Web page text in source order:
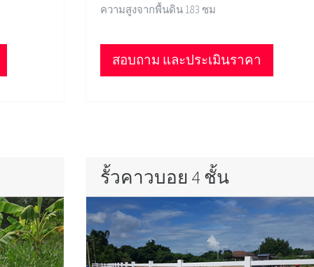
ความสูงจากพื้นดิน 183 ซม
สอบถาม และประเมินราคา
รั้วคาวบอย 4 ชั้น